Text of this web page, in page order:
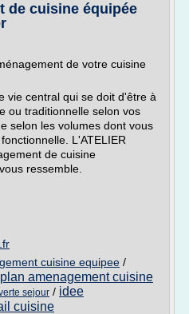
de cuisine équipée
de votre cuisine
vie central qui se doit d'être à
ou traditionnelle selon vos
selon les volumes dont vous
L'ATELIER
de cuisine
ressemble.
cuisine equipee /
plan amenagement cuisine
sejour / idee
cuisine